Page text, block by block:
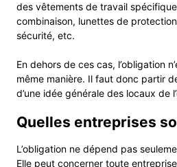
des vêtements de travail
combinaison, lunettes de
sécurité, etc.
En dehors de ces cas, l’obligation
même manière. Il faut donc partir
d’une idée générale des locaux de
Quelles entreprises
L’obligation ne dépend pas
Elle peut concerner toute